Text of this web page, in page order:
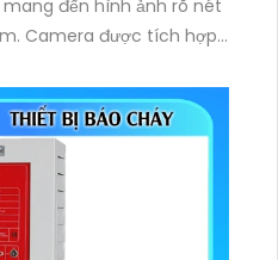
đến hình ảnh rõ nét
Camera được tích hợp
an ninh hiệu quả. Ngoài
nhớ lên đến 256GB,
liệu dài hạn.